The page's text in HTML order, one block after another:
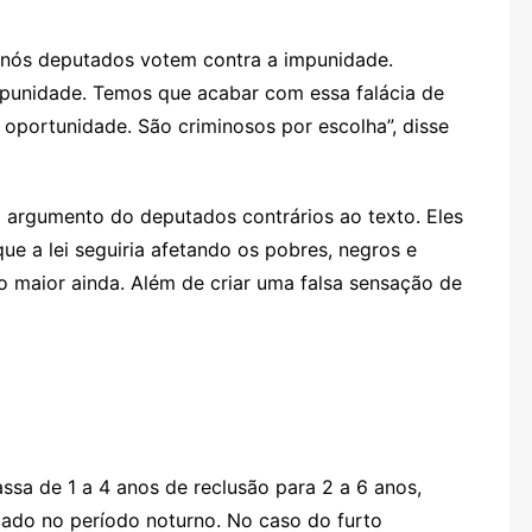
deputados votem contra a impunidade.
Temos que acabar com essa falácia de
São criminosos por escolha”, disse
do deputados contrários ao texto. Eles
a lei seguiria afetando os pobres, negros e
ainda. Além de criar uma falsa sensação de
de 1 a 4 anos de reclusão para 2 a 6 anos,
no período noturno. No caso do furto